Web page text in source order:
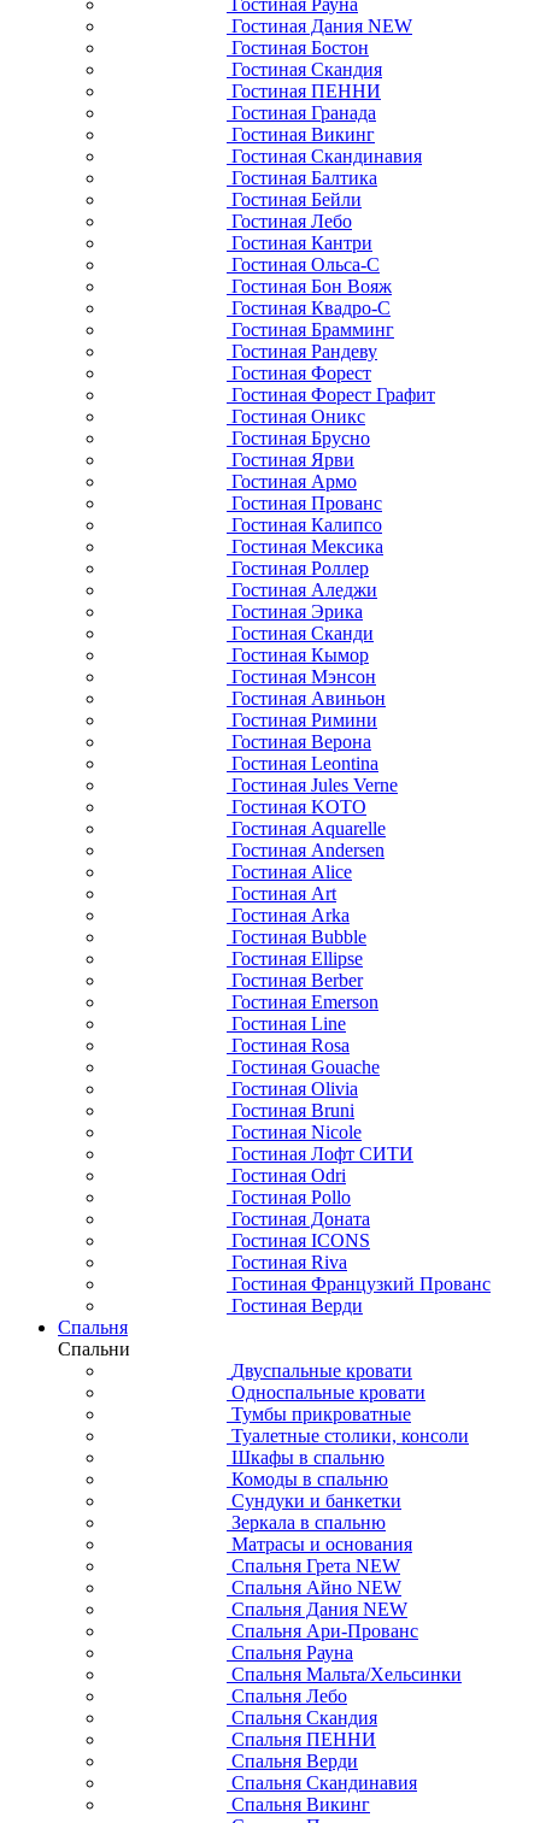
Гостиная Дания NEW
Гостиная Бостон
Гостиная Скандия
Гостиная ПЕННИ
Гостиная Гранада
Гостиная Викинг
Гостиная Скандинавия
Гостиная Балтика
Гостиная Бейли
Гостиная Лебо
Гостиная Кантри
Гостиная Ольса-С
Гостиная Бон Вояж
Гостиная Квадро-С
Гостиная Брамминг
Гостиная Рандеву
Гостиная Форест
Гостиная Форест Графит
Гостиная Оникс
Гостиная Брусно
Гостиная Ярви
Гостиная Армо
Гостиная Прованс
Гостиная Калипсо
Гостиная Мексика
Гостиная Роллер
Гостиная Аледжи
Гостиная Эрика
Гостиная Сканди
Гостиная Кымор
Гостиная Мэнсон
Гостиная Авиньон
Гостиная Римини
Гостиная Верона
Гостиная Leontina
Гостиная Jules Verne
Гостиная KOTO
Гостиная Aquarelle
Гостиная Andersen
Гостиная Alice
Гостиная Art
Гостиная Arka
Гостиная Bubble
Гостиная Ellipse
Гостиная Berber
Гостиная Emerson
Гостиная Line
Гостиная Rosa
Гостиная Gouache
Гостиная Olivia
Гостиная Bruni
Гостиная Nicole
Гостиная Лофт СИТИ
Гостиная Odri
Гостиная Pollo
Гостиная Доната
Гостиная ICONS
Гостиная Riva
Гостиная Французкий Прованс
Гостиная Верди
Спальня
Спальни
Двуспальные кровати
Односпальные кровати
Тумбы прикроватные
Туалетные столики, консоли
Шкафы в спальню
Комоды в спальню
Сундуки и банкетки
Зеркала в спальню
Матрасы и основания
Спальня Грета NEW
Спальня Айно NEW
Спальня Дания NEW
Спальня Ари-Прованс
Спальня Рауна
Спальня Мальта/Хельсинки
Спальня Лебо
Спальня Скандия
Спальня ПЕННИ
Спальня Верди
Спальня Скандинавия
Спальня Викинг